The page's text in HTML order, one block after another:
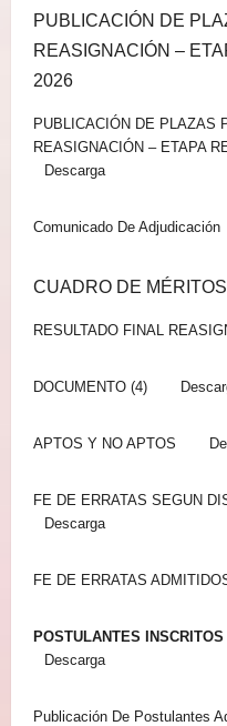
PUBLICACIÓN DE
REASIGNACIÓN –
2026
PUBLICACIÓN DE PLAZAS
REASIGNACIÓN – ETAPA
Descarga
Comunicado De Adjudicación
CUADRO DE
RESULTADO FINAL
DOCUMENTO (4)
APTOS Y NO APTOS
FE DE ERRATAS SEGUN
Descarga
FE DE ERRATAS
POSTULANTES
Descarga
Publicación De Postulantes